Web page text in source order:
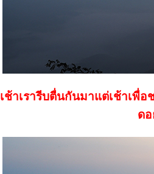
เช้าเรารีบตื่นกันมาแต่เช้าเพื่
ด